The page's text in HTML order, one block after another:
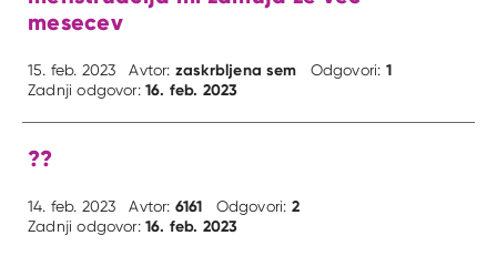
mesecev
15. feb. 2023 Avtor: zaskrbljena sem Odgovori: 1
Zadnji odgovor:16. feb. 2023
??
14. feb. 2023 Avtor: 6161 Odgovori: 2
Zadnji odgovor:16. feb. 2023